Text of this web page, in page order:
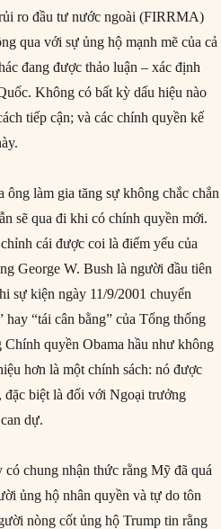
ro đầu tư nước ngoài (FIRRMA)
qua với sự ủng hộ mạnh mẽ của cả
đang được thảo luận – xác định
Không có bất kỳ dấu hiệu nào
tiếp cận; và các chính quyền kế
làm gia tăng sự không chắc chắn
sẽ qua đi khi có chính quyền mới.
cái được coi là điểm yếu của
George W. Bush là người đầu tiên
sự kiện ngày 11/9/2001 chuyển
“tái cân bằng” của Tổng thống
quyền Obama hầu như không
hơn là một chính sách: nó được
biệt là đối với Ngoại trưởng
dự.
chung nhận thức rằng Mỹ đã quá
ủng hộ nhân quyền và tự do tôn
nòng cốt ủng hộ Trump tin rằng